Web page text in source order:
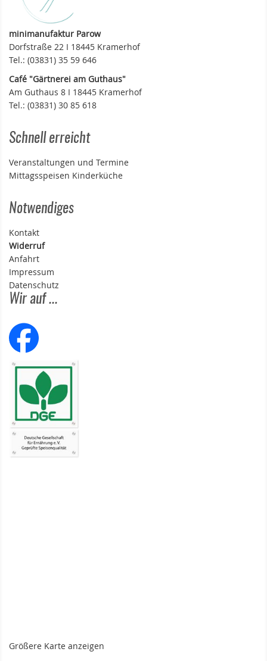
minimanufaktur Parow
Dorfstraße 22 I 18445 Kramerhof
Tel.: (03831) 35 59 646
Café "Gärtnerei am Guthaus"
Am Guthaus 8 I 18445 Kramerhof
Tel.: (03831) 30 85 618
Schnell erreicht
Veranstaltungen und Termine
Mittagsspeisen Kinderküche
Notwendiges
Kontakt
Widerruf
Anfahrt
Impressum
Datenschutz
Wir auf ...
Größere Karte anzeigen